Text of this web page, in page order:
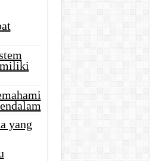
yang